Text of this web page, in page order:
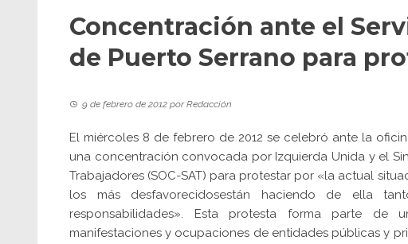
Concentración ante el
de Puerto Serrano para
9 de febrero de 2012 porRedacción
El miércoles 8 de febrero de 2012 se celebró ante la
una concentración convocada por Izquierda Unida y el
Trabajadores (SOC-SAT) para protestar por «la actual
los más desfavorecidosestán haciendo de ella
responsabilidades». Esta protesta forma parte de
manifestaciones y ocupaciones de entidades públicas y